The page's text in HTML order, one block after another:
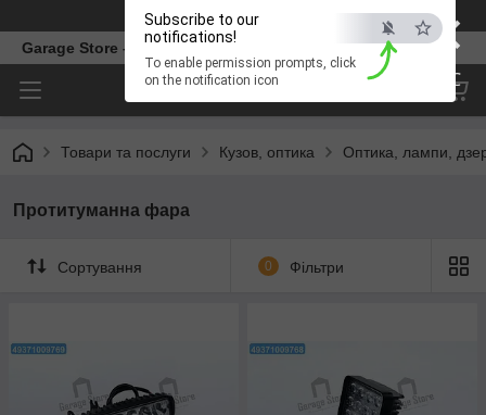
×
ESC
Subscribe to our
notifications!
To enable permission prompts, click
on the notification icon
Телефон
Garage Store – інтернет магазин автозапчастин.
Товари та послуги Кузов, оптика Оптика, лампи,
Протитуманна фара
Сортування 0 Фільтри